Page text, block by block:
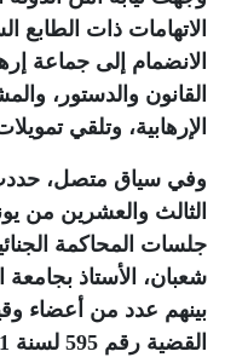
الاتهامات ذات الطابع
الانضمام إلى جماعة
القانون والدستور،
الإرهابية، وتلقي
وفي سياق متصل،
الثالث والعشرين من
جلسات المحاكمة
بينهم عدد من أعضاء